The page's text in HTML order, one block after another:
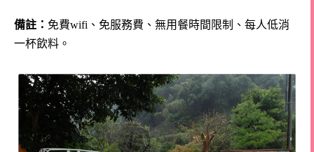
備註： 免費wifi、免服務費、無用餐時間限制、每人低消
一杯飲料。